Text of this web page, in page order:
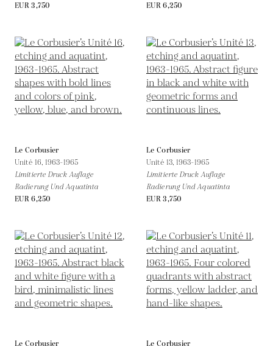
EUR 3,750
EUR 6,250
Le Corbusier
Unité 16, 1963-1965
Limitierte Druck Auflage
Radierung Und Aquatinta
EUR 6,250
Le Corbusier
Unité 13, 1963-1965
Limitierte Druck Auflage
Radierung Und Aquatinta
EUR 3,750
Le Corbusier Le Corbusier